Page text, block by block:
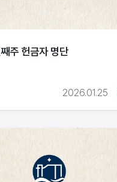
2026.01.25
주 헌금자 명단